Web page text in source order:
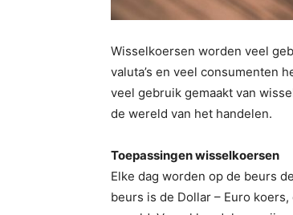
Wisselkoersen worden veel
valuta’s en veel consumenten
veel gebruik gemaakt van
de wereld van het handelen.
Toepassingen wisselkoersen
Elke dag worden op de beurs de
beurs is de Dollar – Euro